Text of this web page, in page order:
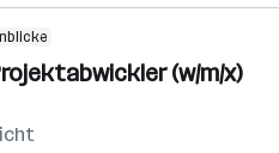
(w/m/x)